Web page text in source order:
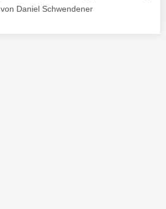
von Daniel Schwendener